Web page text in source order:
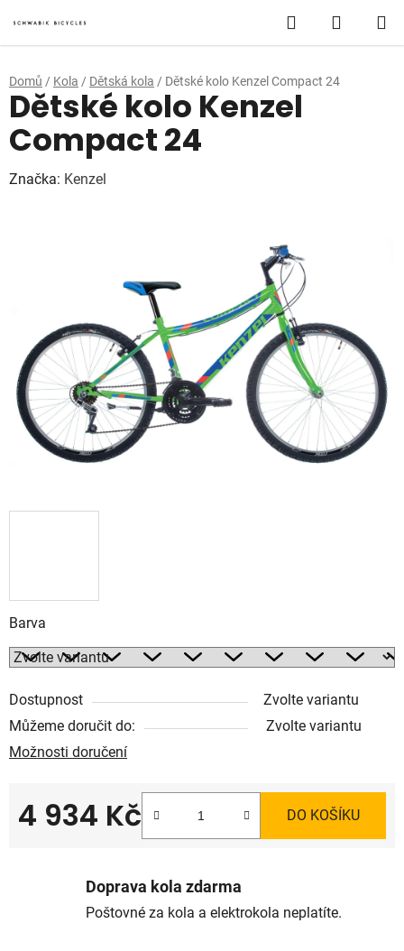
na
obsah
Hledat
KOŠÍK
Domů / Kola / Dětská kola / Dětské kolo Kenzel Compact 24
Barva
Dostupnost
Zvolte variantu
Můžeme doručit do:
Zvolte variantu
Možnosti doručení
4 934 Kč DO KOŠÍKU
Dětské kolo Kenzel
Compact 24
Značka: Kenzel
Doprava kola zdarma
Poštovné za kola a elektrokola neplatíte.